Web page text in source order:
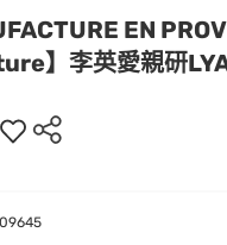
EN
】李英愛親研